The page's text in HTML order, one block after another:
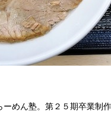
ん塾。第２５期卒業制